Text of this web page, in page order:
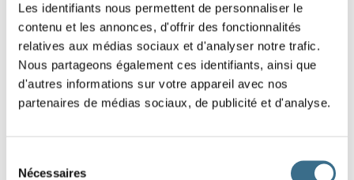
Les identifiants nous permettent de personnaliser le
contenu et les annonces, d'offrir des fonctionnalités
relatives aux médias sociaux et d'analyser notre trafic.
Nous partageons également ces identifiants, ainsi que
d'autres informations sur votre appareil avec nos
partenaires de médias sociaux, de publicité et d'analyse.
Nécessaires
TOUS LES VERBES
Conjugue les verbes et complète les grilles